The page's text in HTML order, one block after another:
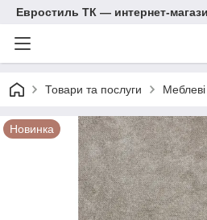
Евростиль ТК — интернет-
Товари та послуги
Новинка